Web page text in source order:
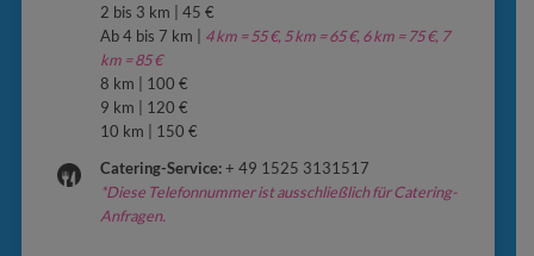
2 bis 3 km | 45 €
Ab 4 bis 7 km | 4 km = 55 €, 5 km = 65 €, 6 km = 75 €, 7
km = 85 €
8 km | 100 €
9 km | 120 €
10 km | 150 €
Catering-Service:+ 49 1525 3131517
*Diese Telefonnummer ist ausschließlich für Catering-
Anfragen.